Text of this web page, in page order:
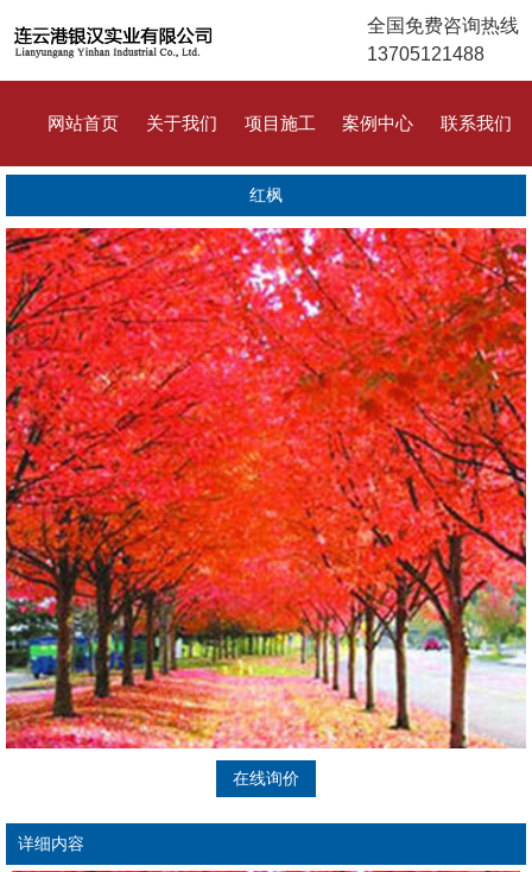
全国免费咨询热线
13705121488
网站首页 关于我们 项目施工 案例中心 联系我们
红枫
在线询价
详细内容